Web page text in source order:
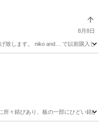
8月8日
致します。 niko and… で以前購入し
所々錆びあり、板の一部にひどい錆